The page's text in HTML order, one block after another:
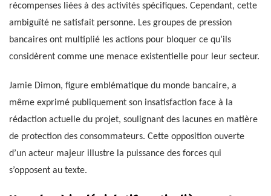
récompenses liées à des activités spécifiques. Cependant, cette
ambiguïté ne satisfait personne. Les groupes de pression
bancaires ont multiplié les actions pour bloquer ce qu’ils
considèrent comme une menace existentielle pour leur secteur.
Jamie Dimon, figure emblématique du monde bancaire, a
même exprimé publiquement son insatisfaction face à la
rédaction actuelle du projet, soulignant des lacunes en matière
de protection des consommateurs. Cette opposition ouverte
d’un acteur majeur illustre la puissance des forces qui
s’opposent au texte.